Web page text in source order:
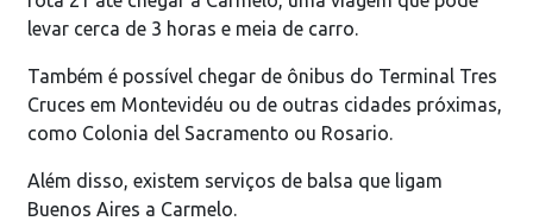
levar cerca de 3 horas e meia de carro.
Também é possível chegar de ônibus do Terminal Tres
Cruces em Montevidéu ou de outras cidades próximas,
como Colonia del Sacramento ou Rosario.
Além disso, existem serviços de balsa que ligam
Buenos Aires a Carmelo.